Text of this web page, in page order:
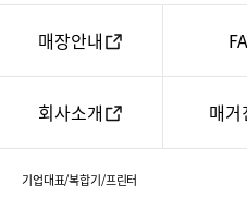
매장안내
회사소개 매거
기업대표/복합기/프린터